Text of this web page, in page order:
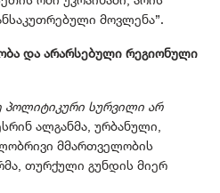
მოვლენა”.
და არარსებული რეგიონული
პოლიტიკური სურვილი არ
ალგანმა, ურბანული,
მმართველობის
თურქული გუნდის მიერ